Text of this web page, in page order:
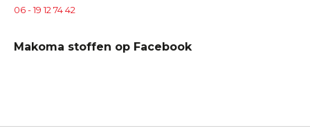
06 - 19 12 74 42
Makoma stoffen op Facebook